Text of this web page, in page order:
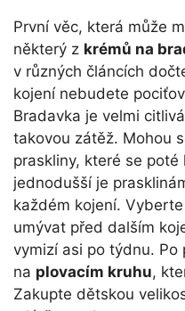
První věc, která může
některý z krémů na
v různých článcích
kojení nebudete
Bradavka je velmi
takovou zátěž. Mohou
praskliny, které se
jednodušší je
každém kojení.
umývat před dalším
vymizí asi po týdnu.
na plovacím kruhu,
Zakupte dětskou